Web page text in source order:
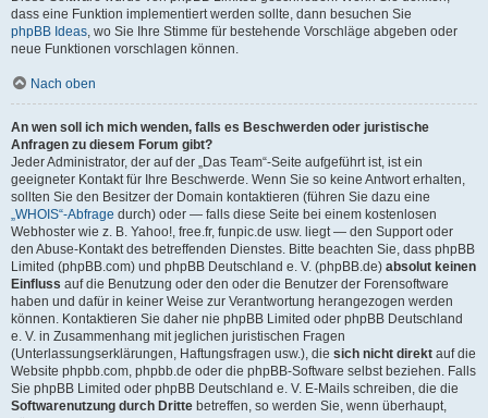
dass eine Funktion implementiert werden sollte, dann besuchen Sie
phpBB Ideas, wo Sie Ihre Stimme für bestehende Vorschläge abgeben oder
neue Funktionen vorschlagen können.
Nach oben
An wen soll ich mich wenden, falls es Beschwerden oder juristische
Anfragen zu diesem Forum gibt?
Jeder Administrator, der auf der „Das Team“-Seite aufgeführt ist, ist ein
geeigneter Kontakt für Ihre Beschwerde. Wenn Sie so keine Antwort erhalten,
sollten Sie den Besitzer der Domain kontaktieren (führen Sie dazu eine
„WHOIS“-Abfrage durch) oder — falls diese Seite bei einem kostenlosen
Webhoster wie z. B. Yahoo!, free.fr, funpic.de usw. liegt — den Support oder
den Abuse-Kontakt des betreffenden Dienstes. Bitte beachten Sie, dass phpBB
Limited (phpBB.com) und phpBB Deutschland e. V. (phpBB.de) absolut keinen
Einfluss auf die Benutzung oder den oder die Benutzer der Forensoftware
haben und dafür in keiner Weise zur Verantwortung herangezogen werden
können. Kontaktieren Sie daher nie phpBB Limited oder phpBB Deutschland
e. V. in Zusammenhang mit jeglichen juristischen Fragen
(Unterlassungserklärungen, Haftungsfragen usw.), die sich nicht direkt auf die
Website phpbb.com, phpbb.de oder die phpBB-Software selbst beziehen. Falls
Sie phpBB Limited oder phpBB Deutschland e. V. E-Mails schreiben, die die
Softwarenutzung durch Dritte betreffen, so werden Sie, wenn überhaupt,